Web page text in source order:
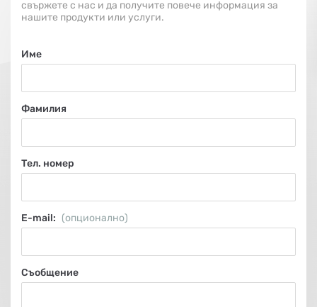
НА
ДЪРВА
НА
КОТЛИ
НА
свържете с нас и да получите повече информация за
нашите продукти или услуги.
Име
Фамилия
Тел. номер
Е-mail: (опционално)
Съобщение